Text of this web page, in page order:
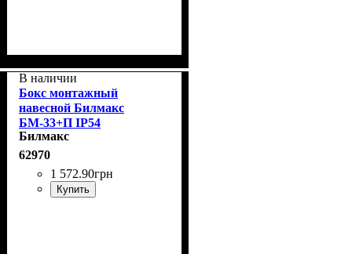
В наличии
Бокс монтажный
навесной Билмакс
БМ-33+П IP54
Билмакс
62970
1 572.90грн
Купить